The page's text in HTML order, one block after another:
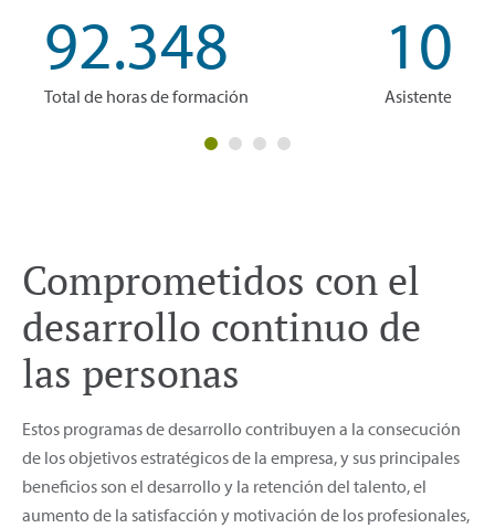
92.348
Total de horas de formación Asistentes
Comprometidos con el
desarrollo continuo de
las personas
Estos programas de desarrollo contribuyen a la consecución
de los objetivos estratégicos de la empresa, y sus principales
beneficios son el desarrollo y la retención del talento, el
aumento de la satisfacción y motivación de los profesionales,